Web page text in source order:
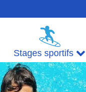
Stages sportifs